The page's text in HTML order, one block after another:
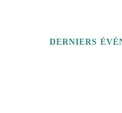
DERNIERS